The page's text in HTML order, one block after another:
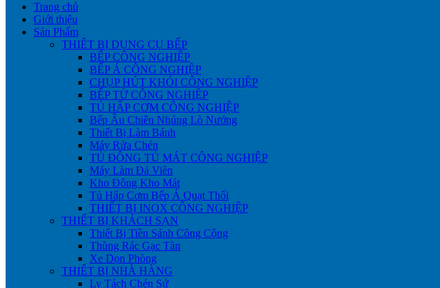
Trang chủ
Giới thiệu
Sản Phẩm
THIÊT BỊ DỤNG CỤ BẾP
BẾP CÔNG NGHIỆP
BẾP Á CÔNG NGHIỆP
CHỤP HÚT KHÓI CÔNG NGHIỆP
BẾP TỪ CÔNG NGHIỆP
TỦ HẤP CƠM CÔNG NGHIỆP
Bếp Âu Chiên Nhúng Lò Nướng
Thiết Bị Làm Bánh
Máy Rửa Chén
TỦ ĐÔNG TỦ MÁT CÔNG NGHIỆP
Máy Làm Đá Viên
Kho Đông Kho Mát
Tủ Hấp Cơm Bếp Á Quạt Thổi
THIẾT BỊ INOX CÔNG NGHIỆP
THIẾT BỊ KHÁCH SẠN
Thiết Bị Tiền Sảnh Công Cộng
Thùng Rác Gạc Tàn
Xe Dọn Phòng
THIẾT BỊ NHÀ HÀNG
Ly Tách Chén Sứ